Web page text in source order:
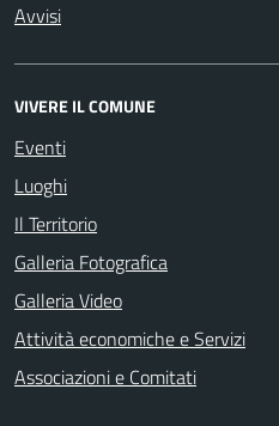
Avvisi
VIVERE IL COMUNE
Eventi
Luoghi
Il Territorio
Galleria Fotografica
Galleria Video
Attività economiche e Servizi
Associazioni e Comitati